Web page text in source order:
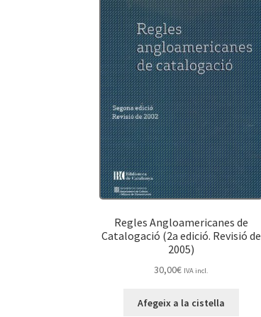
Regles Angloamericanes de
Catalogació (2a edició. Revisió de
2005)
30,00€ IVA incl.
Afegeix a la cistella